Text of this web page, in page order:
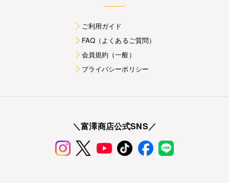
ご利用ガイド
FAQ（よくあるご質問）
会員規約（一般）
プライバシーポリシー
＼富澤商店公式SNS／